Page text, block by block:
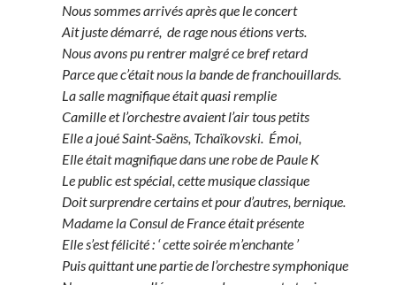
Nous sommes arrivés après que le concert
Ait juste démarré, de rage nous étions verts.
Nous avons pu rentrer malgré ce bref retard
Parce que c’était nous la bande de franchouillards.
La salle magnifique était quasi remplie
Camille et l’orchestre avaient l’air tous petits
Elle a joué Saint-Saëns, Tchaïkovski. Émoi,
Elle était magnifique dans une robe de Paule K
Le public est spécial, cette musique classique
Doit surprendre certains et pour d’autres, bernique.
Madame la Consul de France était présente
Elle s’est félicité : ‘ cette soirée m’enchante ’
Puis quittant une partie de l’orchestre symphonique